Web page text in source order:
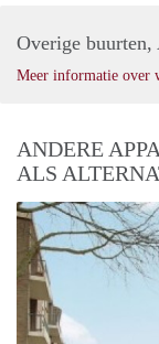
Overige buurten,
Meer informatie over
ANDERE
ALS